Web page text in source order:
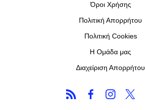
Όροι Χρήσης
Πολιτική Απορρήτου
Πολιτική Cookies
Η Ομάδα μας
Διαχείριση Απορρήτου